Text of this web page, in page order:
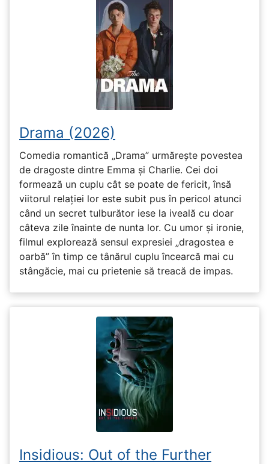
Drama (2026)
Comedia romantică „Drama” urmărește povestea
de dragoste dintre Emma și Charlie. Cei doi
formează un cuplu cât se poate de fericit, însă
viitorul relației lor este subit pus în pericol atunci
când un secret tulburător iese la iveală cu doar
câteva zile înainte de nunta lor. Cu umor și ironie,
filmul explorează sensul expresiei „dragostea e
oarbă” în timp ce tânărul cuplu încearcă mai cu
stângăcie, mai cu prietenie să treacă de impas.
Insidious: Out of the Further